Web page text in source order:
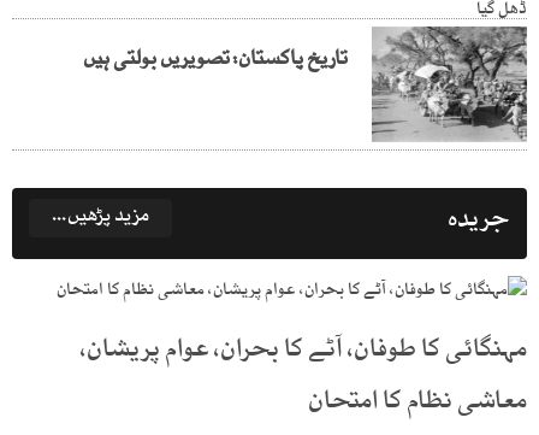
تاریخ پاکستان: تصویریں بولتی ہیں
جریدہ مزید پڑھیں...
مہنگائی کا طوفان، آٹے کا بحران، عوام پریشان،
معاشی نظام کا امتحان